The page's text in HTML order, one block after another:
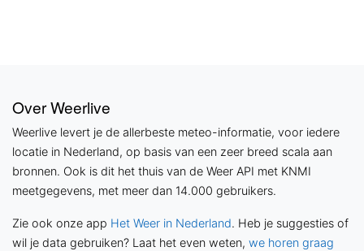
Over Weerlive
Weerlive levert je de allerbeste meteo-informatie, voor iedere
locatie in Nederland, op basis van een zeer breed scala aan
bronnen. Ook is dit het thuis van de Weer API met KNMI
meetgegevens, met meer dan 14.000 gebruikers.
Zie ook onze app Het Weer in Nederland. Heb je suggesties of
wil je data gebruiken? Laat het even weten, we horen graag